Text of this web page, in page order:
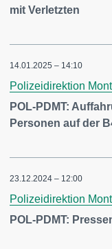
mit Verletzten
14.01.2025 – 14:10
Polizeidirektion
POL-PDMT:
Personen auf der
23.12.2024 – 12:00
Polizeidirektion
POL-PDMT: